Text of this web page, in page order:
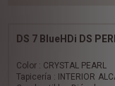
DS 7 BlueHDi DS
Color : CRYSTAL PEARL
Tapicería : INTERIOR